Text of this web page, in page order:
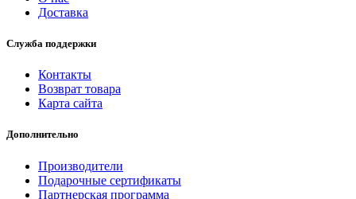
Доставка
Служба поддержки
Контакты
Возврат товара
Карта сайта
Дополнительно
Производители
Подарочные сертификаты
Партнерская программа